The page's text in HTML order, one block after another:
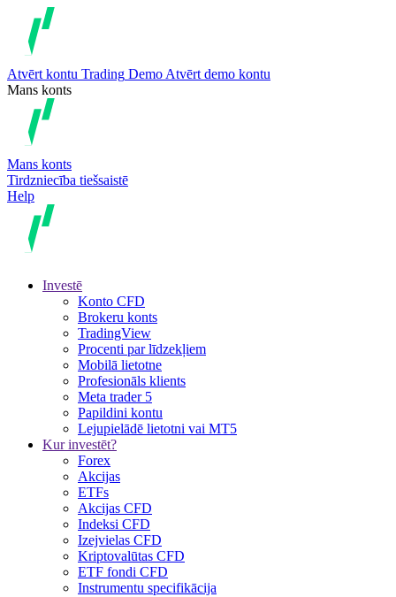
Atvērt kontu Trading Demo Atvērt demo kontu
Mans konts
Mans konts
Tirdzniecība tiešsaistē
Help
Investē
Konto CFD
Brokeru konts
TradingView
Procenti par līdzekļiem
Mobilā lietotne
Profesionāls klients
Meta trader 5
Papildini kontu
Lejupielādē lietotni vai MT5
Kur investēt?
Forex
Akcijas
ETFs
Akcijas CFD
Indeksi CFD
Izejvielas CFD
Kriptovalūtas CFD
ETF fondi CFD
Instrumentu specifikācija